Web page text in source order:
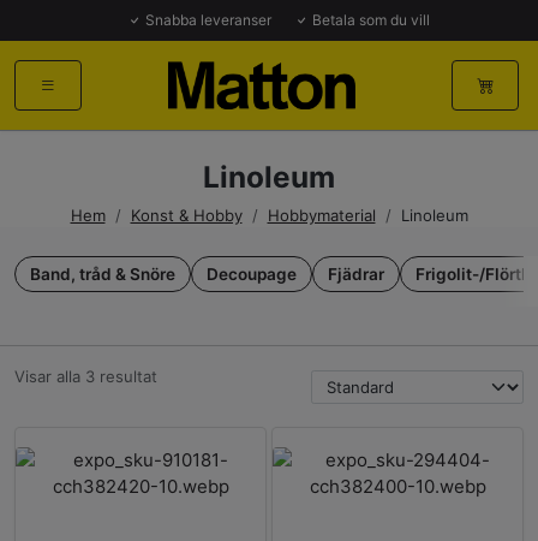
Snabba leveranser Betala som du vill
Linoleum
Hem / Konst & Hobby / Hobbymaterial / Linoleum
Band, tråd & Snöre Decoupage Fjädrar Frigolit-/
Visar alla 3 resultat